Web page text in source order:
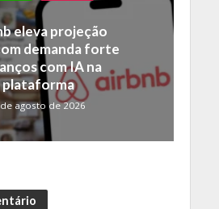
eleva projeção
demanda forte
com IA na
plataforma
agosto de 2026